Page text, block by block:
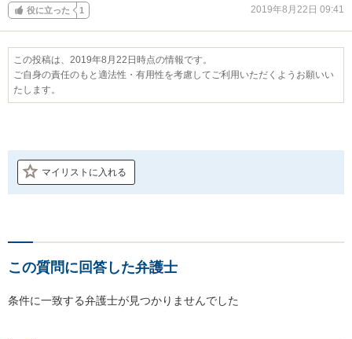
役に立った 1 2019年8月22日 09:41
この投稿は、2019年8月22日時点の情報です。
ご自身の責任のもと適法性・有用性を考慮してご利用いただくようお願いい
たします。
マイリストに入れる
この質問に回答した弁護士
条件に一致する弁護士が見つかりませんでした